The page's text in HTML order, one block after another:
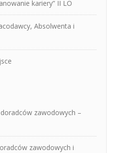
kariery” II LO
Absolwenta i
zawodowych –
zawodowych i